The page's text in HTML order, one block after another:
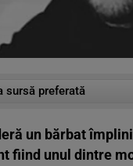
sursă preferată
un bărbat
fiind unul dintre